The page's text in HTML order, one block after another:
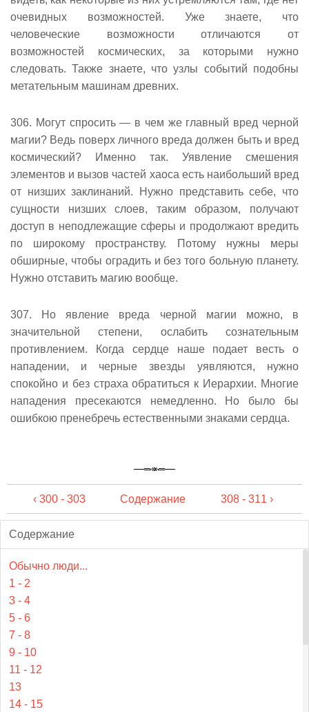
очевидных возможностей. Уже знаете, что
человеческие возможности отличаются от
возможностей космических, за которыми нужно
следовать. Также знаете, что узлы событий подобны
метательным машинам древних.
306. Могут спросить — в чем же главный вред черной
магии? Ведь поверх личного вреда должен быть и вред
космический? Именно так. Уявление смешения
элементов и вызов частей хаоса есть наибольший вред
от низших заклинаний. Нужно представить себе, что
сущности низших слоев, таким образом, получают
доступ в неподлежащие сферы и продолжают вредить
по широкому пространству. Потому нужны меры
обширные, чтобы оградить и без того больную планету.
Нужно отставить магию вообще.
307. Но явление вреда черной магии можно, в
значительной степени, ослабить сознательным
противлением. Когда сердце наше подает весть о
нападении, и черные звезды уявляются, нужно
спокойно и без страха обратиться к Иерархии. Многие
нападения пресекаются немедленно. Но было бы
ошибкою пренебречь естественными знаками сердца.
‹ 300 - 303 Содержание 308 - 311 ›
Содержание
Обычно люди...
1 - 2
3 - 4
5 - 6
7 - 8
9 - 10
11 - 12
13
14 - 15